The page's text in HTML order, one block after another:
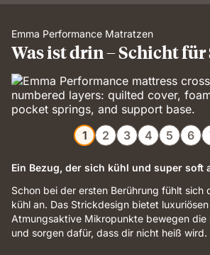
Emma Performance Matratzen
Was ist drin – Schicht
1 2 3 4 5 6
Ein Bezug, der sich kühl und super soft
Schon bei der ersten Berührung fühlt sich
kühl an. Das Strickdesign bietet
Atmungsaktive Mikropunkte bewegen
und sorgen dafür, dass dir nicht heiß wird.